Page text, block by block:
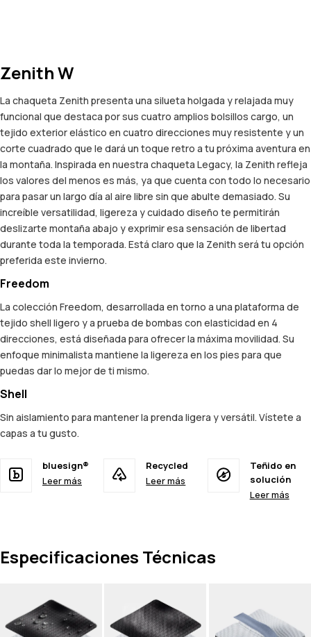
Zenith W
La chaqueta Zenith presenta una silueta holgada y relajada muy
funcional que destaca por sus cuatro amplios bolsillos cargo, un
tejido exterior elástico en cuatro direcciones muy resistente y un
corte cuadrado que le dará un toque retro a tu próxima aventura en
la montaña. Inspirada en nuestra chaqueta Legacy, la Zenith refleja
los valores del menos es más, ya que cuenta con todo lo necesario
para pasar un largo día al aire libre sin que abulte demasiado. Su
increíble versatilidad, ligereza y cuidado diseño te permitirán
deslizarte montaña abajo y exprimir esa sensación de libertad
durante toda la temporada. Está claro que la Zenith será tu opción
preferida este invierno.
Freedom
La colección Freedom, desarrollada en torno a una plataforma de
tejido shell ligero y a prueba de bombas con elasticidad en 4
direcciones, está diseñada para ofrecer la máxima movilidad. Su
enfoque minimalista mantiene la ligereza en los pies para que
puedas dar lo mejor de ti mismo.
Shell
Sin aislamiento para mantener la prenda ligera y versátil. Vístete a
capas a tu gusto.
bluesign®
Leer más
Recycled
Leer más
Teñido en
solución
Leer más
Especificaciones Técnicas